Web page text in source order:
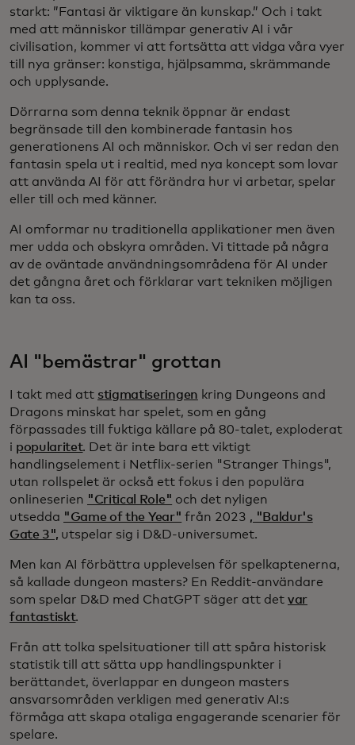
starkt: ”Fantasi är viktigare än kunskap.” Och i takt
med att människor tillämpar generativ AI i vår
civilisation, kommer vi att fortsätta att vidga våra vyer
till nya gränser: konstiga, hjälpsamma, skrämmande
och upplysande.
Dörrarna som denna teknik öppnar är endast
begränsade till den kombinerade fantasin hos
generationens AI och människor. Och vi ser redan den
fantasin spela ut i realtid, med nya koncept som lovar
att använda AI för att förändra hur vi arbetar, spelar
eller till och med känner.
AI omformar nu traditionella applikationer men även
mer udda och obskyra områden. Vi tittade på några
av de oväntade användningsområdena för AI under
det gångna året och förklarar vart tekniken möjligen
kan ta oss.
AI "bemästrar" grottan
I takt med att stigmatiseringen kring Dungeons and
Dragons minskat har spelet, som en gång
förpassades till fuktiga källare på 80-talet, exploderat
i popularitet. Det är inte bara ett viktigt
handlingselement i Netflix-serien "Stranger Things",
utan rollspelet är också ett fokus i den populära
onlineserien "Critical Role" och det nyligen
utsedda "Game of the Year" från 2023 , "Baldur's
Gate 3", utspelar sig i D&D-universumet.
Men kan AI förbättra upplevelsen för spelkaptenerna,
så kallade dungeon masters? En Reddit-användare
som spelar D&D med ChatGPT säger att det var
fantastiskt.
Från att tolka spelsituationer till att spåra historisk
statistik till att sätta upp handlingspunkter i
berättandet, överlappar en dungeon masters
ansvarsområden verkligen med generativ AI:s
förmåga att skapa otaliga engagerande scenarier för
spelare.